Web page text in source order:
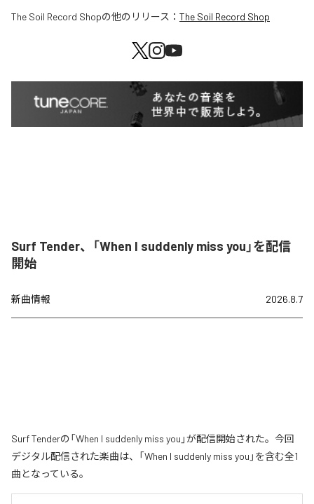
The Soil Record Shopの他のリリース： The Soil Record Shop
Surf Tender、「When I suddenly miss you」を配信
開始
新曲情報 2026.8.7
Surf Tenderの「When I suddenly miss you」が配信開始された。今回
デジタル配信された楽曲は、「When I suddenly miss you」を含む全1
曲となっている。